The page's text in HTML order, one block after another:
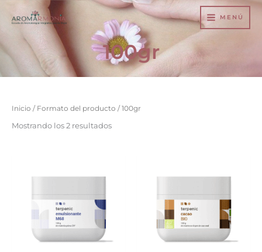
MENÚ
100gr
Inicio / Formato del producto / 100gr
Mostrando los 2 resultados